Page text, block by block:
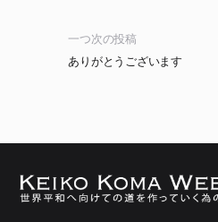
一つ次の投稿
ありがとうございます